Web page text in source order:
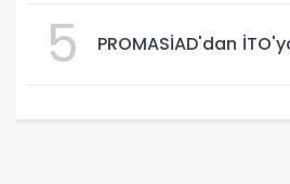
5 PROMASİAD'dan